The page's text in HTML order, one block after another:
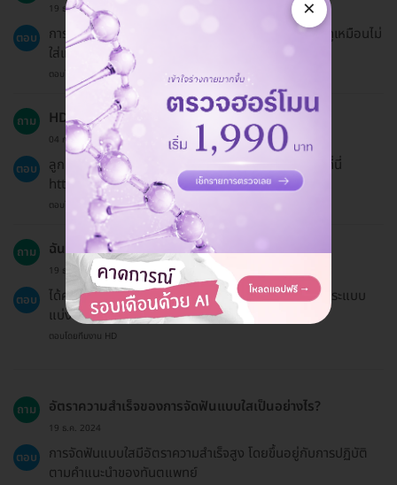
19 ธ.ค. 2024
ตอบ
การจัดฟันแบบใสมีข้อดีหลายประการ เช่น วัสดุใสที่ทำให้ดูเหมือนไม่
ใส่เหล็กจัดฟัน และสามารถรักษาความสะอาดได้ง่าย
ตอบโดยทีมงาน HD
ถาม HDmall มีนโยบายการคืนเงินอย่างไร?
04 ก.ค. 2024
ตอบ
ลูกค้าสามารถขอคืนเงินได้ตามนโยบายที่สามารถอ่านได้ที่นี่
https://hdmall.co.th/c/refund-policy-hdmall
ตอบโดยทีมงาน HD
ถาม ฉันสามารถแบ่งจ่ายด้วยบัตรหลายใบได้ไหม?
19 ธ.ค. 2024
ตอบ
ได้ค่ะ คุณสามารถแจ้งแอดมินเพื่อให้แอดมินออกลิงก์ชำระแบบ
แบ่งจ่ายให้
ตอบโดยทีมงาน HD
ถาม อัตราความสำเร็จของการจัดฟันแบบใสเป็นอย่างไร?
19 ธ.ค. 2024
ตอบ
การจัดฟันแบบใสมีอัตราความสำเร็จสูง โดยขึ้นอยู่กับการปฏิบัติ
ตามคำแนะนำของทันตแพทย์
×